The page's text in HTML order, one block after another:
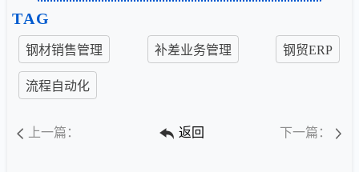
TAG
钢材销售管理 补差业务管理 钢贸ERP
流程自动化
上一篇： 返回 下一篇：